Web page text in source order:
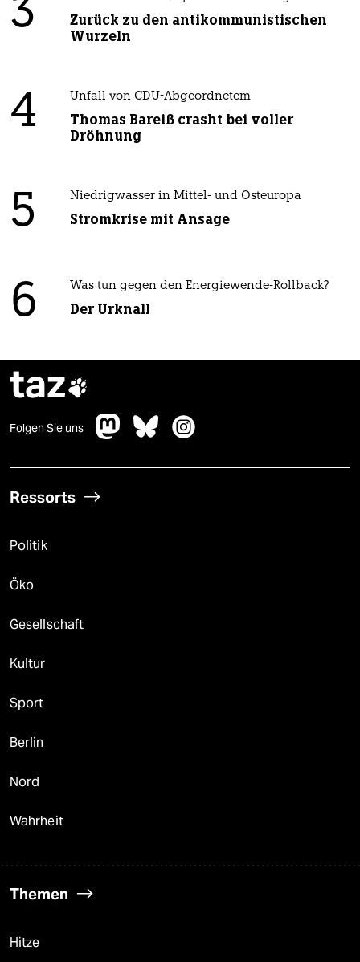
3
Zurück zu den antikommunistischen
Wurzeln
4 Unfall von CDU-Abgeordnetem
Thomas Bareiß crasht bei voller
Dröhnung
5 Niedrigwasser in Mittel- und Osteuropa
Stromkrise mit Ansage
6 Was tun gegen den Energiewende-Rollback?
Der Urknall
taz
Folgen Sie uns
Ressorts
Politik
Öko
Gesellschaft
Kultur
Sport
Berlin
Nord
Wahrheit
Themen
Hitze